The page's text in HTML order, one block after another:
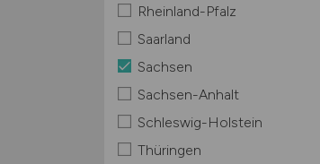
Rheinland-Pfalz
Saarland
Sachsen
Sachsen-Anhalt
Schleswig-Holstein
Thüringen